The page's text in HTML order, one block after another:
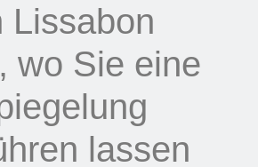
Lissabon
wo Sie eine
lassen